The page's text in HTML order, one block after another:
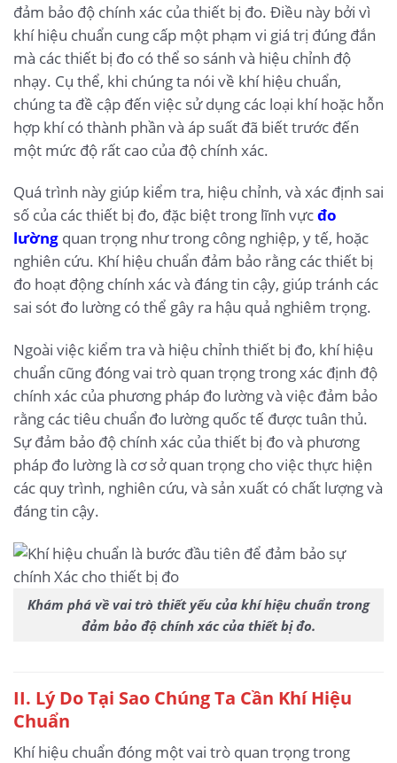
đảm bảo độ chính xác của thiết bị đo. Điều này bởi vì
khí hiệu chuẩn cung cấp một phạm vi giá trị đúng đắn
mà các thiết bị đo có thể so sánh và hiệu chỉnh độ
nhạy. Cụ thể, khi chúng ta nói về khí hiệu chuẩn,
chúng ta đề cập đến việc sử dụng các loại khí hoặc hỗn
hợp khí có thành phần và áp suất đã biết trước đến
một mức độ rất cao của độ chính xác.
Quá trình này giúp kiểm tra, hiệu chỉnh, và xác định sai
số của các thiết bị đo, đặc biệt trong lĩnh vựcđo
lường quan trọng như trong công nghiệp, y tế, hoặc
nghiên cứu. Khí hiệu chuẩn đảm bảo rằng các thiết bị
đo hoạt động chính xác và đáng tin cậy, giúp tránh các
sai sót đo lường có thể gây ra hậu quả nghiêm trọng.
Ngoài việc kiểm tra và hiệu chỉnh thiết bị đo, khí hiệu
chuẩn cũng đóng vai trò quan trọng trong xác định độ
chính xác của phương pháp đo lường và việc đảm bảo
rằng các tiêu chuẩn đo lường quốc tế được tuân thủ.
Sự đảm bảo độ chính xác của thiết bị đo và phương
pháp đo lường là cơ sở quan trọng cho việc thực hiện
các quy trình, nghiên cứu, và sản xuất có chất lượng và
đáng tin cậy.
Khám phá về vai trò thiết yếu của khí hiệu chuẩn trong
đảm bảo độ chính xác của thiết bị đo.
II. Lý Do Tại Sao Chúng Ta Cần Khí Hiệu
Chuẩn
Khí hiệu chuẩn đóng một vai trò quan trọng trong